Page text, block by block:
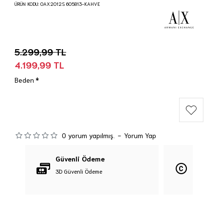
0 yorum yapılmış. - Yorum Yap
4.199,99 TL
5.299,99 TL
ÜRÜN KODU: 0AX2012S 605813-KAHVE
Beden
Güvenli Ödeme
3D Güvenli Ödeme